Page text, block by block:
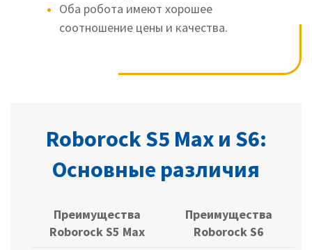
Оба робота имеют хорошее
соотношение цены и качества.
Roborock S5 Max и S6:
Основные различия
Преимущества
Roborock S5 Max
Преимущества
Roborock S6